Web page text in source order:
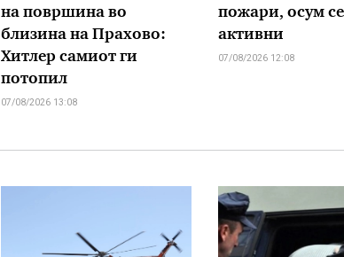
на површина во
близина на Прахово:
Хитлер самиот ги
потопил
07/08/2026 13:08
пожари, осум
активни
07/08/2026 12:08